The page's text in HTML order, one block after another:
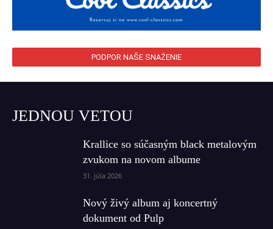
PODPOR NAŠE SNAŽENIE
JEDNOU VETOU
Krallice so súčasným black metalovým
zvukom na novom albume
31. júla 2026
Nový živý album aj koncertný
dokument od Pulp